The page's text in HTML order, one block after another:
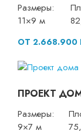
Размеры:
11×9 м
ОТ 2.668.900
ПРОЕКТ
Размеры:
9×7 м